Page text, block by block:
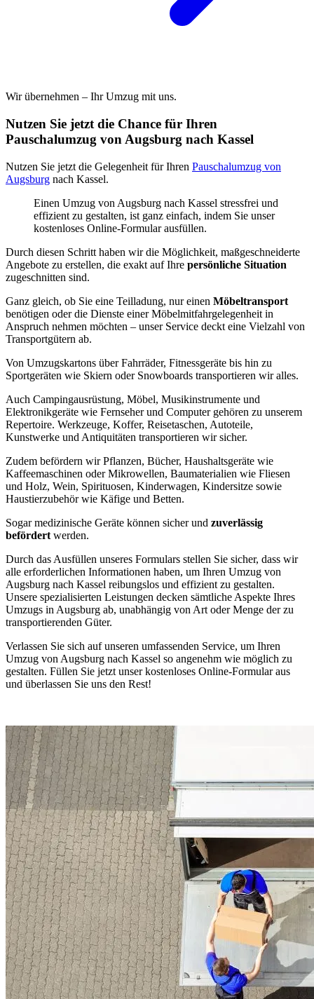
Wir übernehmen – Ihr Umzug mit uns.
Nutzen Sie jetzt die Chance für Ihren
Pauschalumzug von Augsburg nach Kassel
Nutzen Sie jetzt die Gelegenheit für Ihren Pauschalumzug von
Augsburg nach Kassel.
Einen Umzug von Augsburg nach Kassel stressfrei und
effizient zu gestalten, ist ganz einfach, indem Sie unser
kostenloses Online-Formular ausfüllen.
Durch diesen Schritt haben wir die Möglichkeit, maßgeschneiderte
Angebote zu erstellen, die exakt auf Ihre persönliche Situation
zugeschnitten sind.
Ganz gleich, ob Sie eine Teilladung, nur einen Möbeltransport
benötigen oder die Dienste einer Möbelmitfahrgelegenheit in
Anspruch nehmen möchten – unser Service deckt eine Vielzahl von
Transportgütern ab.
Von Umzugskartons über Fahrräder, Fitnessgeräte bis hin zu
Sportgeräten wie Skiern oder Snowboards transportieren wir alles.
Auch Campingausrüstung, Möbel, Musikinstrumente und
Elektronikgeräte wie Fernseher und Computer gehören zu unserem
Repertoire. Werkzeuge, Koffer, Reisetaschen, Autoteile,
Kunstwerke und Antiquitäten transportieren wir sicher.
Zudem befördern wir Pflanzen, Bücher, Haushaltsgeräte wie
Kaffeemaschinen oder Mikrowellen, Baumaterialien wie Fliesen
und Holz, Wein, Spirituosen, Kinderwagen, Kindersitze sowie
Haustierzubehör wie Käfige und Betten.
Sogar medizinische Geräte können sicher und zuverlässig
befördert werden.
Durch das Ausfüllen unseres Formulars stellen Sie sicher, dass wir
alle erforderlichen Informationen haben, um Ihren Umzug von
Augsburg nach Kassel reibungslos und effizient zu gestalten.
Unsere spezialisierten Leistungen decken sämtliche Aspekte Ihres
Umzugs in Augsburg ab, unabhängig von Art oder Menge der zu
transportierenden Güter.
Verlassen Sie sich auf unseren umfassenden Service, um Ihren
Umzug von Augsburg nach Kassel so angenehm wie möglich zu
gestalten. Füllen Sie jetzt unser kostenloses Online-Formular aus
und überlassen Sie uns den Rest!